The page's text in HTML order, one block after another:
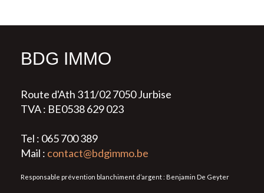
BDG IMMO
Route d'Ath 311/02 7050 Jurbise
TVA : BE0538 629 023
Tel : 065 700 389
Mail : contact@bdgimmo.be
Responsable prévention blanchiment d’argent : Benjamin De Geyter